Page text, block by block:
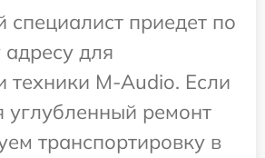
специалист приедет по
для
техники M-Audio. Если
углубленный ремонт
транспортировку в